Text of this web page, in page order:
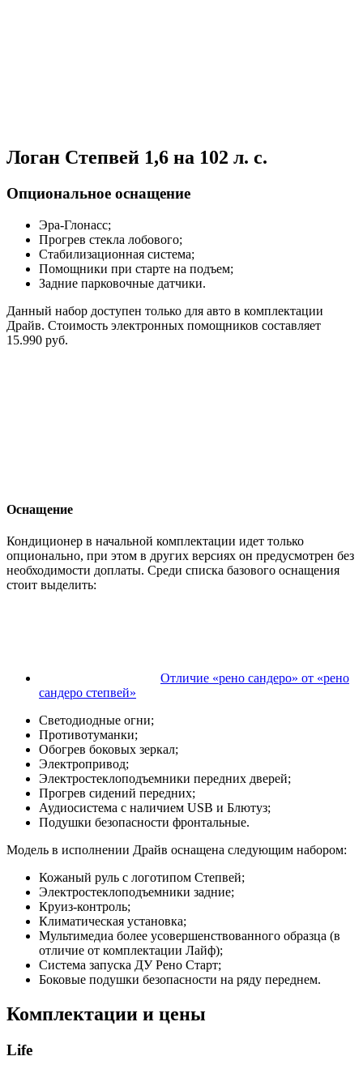
Логан Степвей 1,6 на 102 л. с.
Опциональное оснащение
Эра-Глонасс;
Прогрев стекла лобового;
Стабилизационная система;
Помощники при старте на подъем;
Задние парковочные датчики.
Данный набор доступен только для авто в комплектации
Драйв. Стоимость электронных помощников составляет
15.990 руб.
Оснащение
Кондиционер в начальной комплектации идет только
опционально, при этом в других версиях он предусмотрен без
необходимости доплаты. Среди списка базового оснащения
стоит выделить:
Отличие «рено сандеро» от «рено
сандеро степвей»
Светодиодные огни;
Противотуманки;
Обогрев боковых зеркал;
Электропривод;
Электростеклоподъемники передних дверей;
Прогрев сидений передних;
Аудиосистема с наличием USB и Блютуз;
Подушки безопасности фронтальные.
Модель в исполнении Драйв оснащена следующим набором:
Кожаный руль с логотипом Степвей;
Электростеклоподъемники задние;
Круиз-контроль;
Климатическая установка;
Мультимедиа более усовершенствованного образца (в
отличие от комплектации Лайф);
Система запуска ДУ Рено Старт;
Боковые подушки безопасности на ряду переднем.
Комплектации и цены
Life